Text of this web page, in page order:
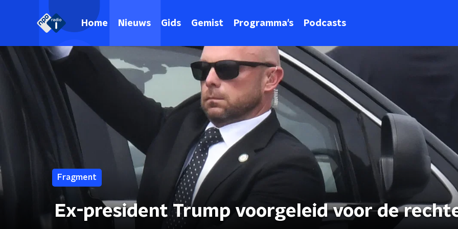
Home Nieuws Gids Gemist Programma's Podcasts
Fragment
Ex-president Trump voorgeleid voor de